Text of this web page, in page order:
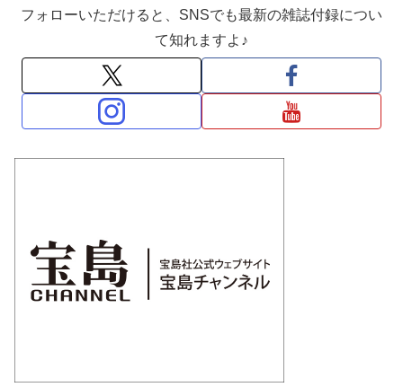
フォローいただけると、SNSでも最新の雑誌付録につい
て知れますよ♪